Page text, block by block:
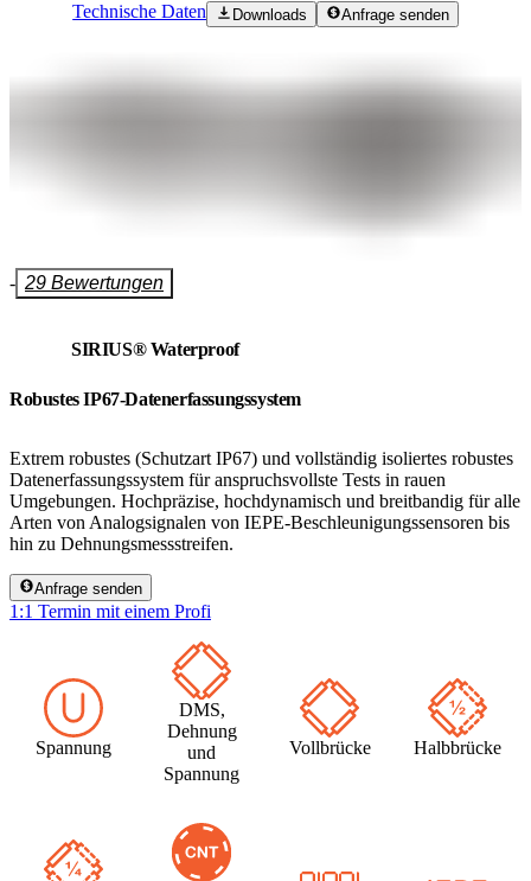
Technische Daten
Downloads Anfrage senden
- 29 Bewertungen
SIRIUS® Waterproof
Robustes IP67-Datenerfassungssystem
Extrem robustes (Schutzart IP67) und vollständig isoliertes robustes
Datenerfassungssystem für anspruchsvollste Tests in rauen
Umgebungen. Hochpräzise, hochdynamisch und breitbandig für alle
Arten von Analogsignalen von IEPE-Beschleunigungssensoren bis
hin zu Dehnungsmessstreifen.
Anfrage senden
1:1 Termin mit einem Profi
Spannung
DMS,
Dehnung
und
Spannung
Vollbrücke Halbbrücke